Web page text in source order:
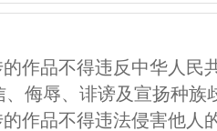
作品不得违反中华人民
侮辱、诽谤及宣扬种族
作品不得违法侵害他人